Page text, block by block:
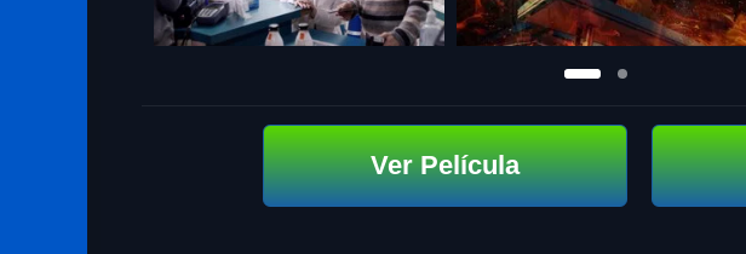
Ver Película